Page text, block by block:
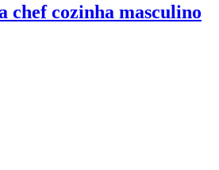
chef cozinha masculino